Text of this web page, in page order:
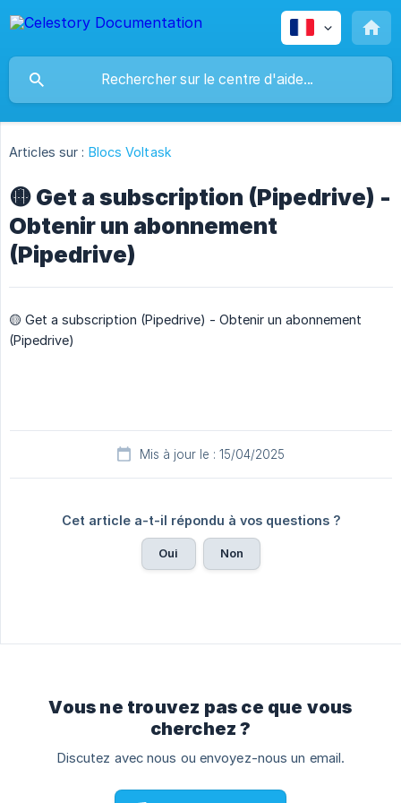
Articles sur : Blocs Voltask
🟡 Get a subscription (Pipedrive) -
Obtenir un abonnement
(Pipedrive)
🟡 Get a subscription (Pipedrive) - Obtenir un abonnement
(Pipedrive)
Mis à jour le : 15/04/2025
Cet article a-t-il répondu à vos questions ?
Oui Non
Vous ne trouvez pas ce que vous
cherchez ?
Discutez avec nous ou envoyez-nous un email.